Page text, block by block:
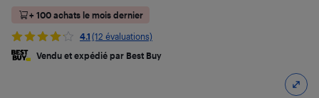
+ 100 achats le mois dernier
4.1 (12 évaluations)
Vendu et expédié par Best Buy